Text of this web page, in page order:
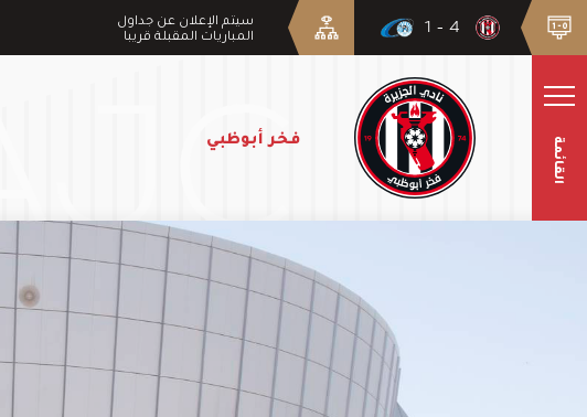
4 - 1
سيتم الإعلان عن جداول
المباريات المقبلة قريبا
فخر أبوظبي القائمة